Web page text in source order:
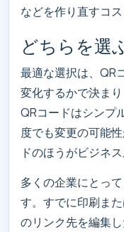
などを作り直すコ
どちらを選
最適な選択は、QR
変化するかで決ま
QRコードはシンプ
度でも変更の可能
ドのほうがビジネ
多くの企業にとっ
す。すでに印刷ま
のリンク先を編集